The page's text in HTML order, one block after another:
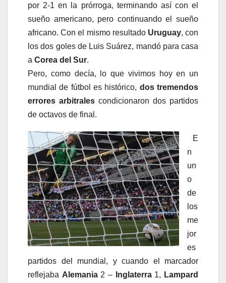
por 2-1 en la prórroga, terminando así con el
sueño americano, pero continuando el sueño
africano. Con el mismo resultadoUruguay, con
los dos goles de Luis Suárez, mandó para casa
a Corea del Sur.
Pero, como decía, lo que vivimos hoy en un
mundial de fútbol es histórico, dos tremendos
errores arbitrales condicionaron dos partidos
de octavos de final.
E
n
un
o
de
los
me
jor
es
partidos del mundial, y cuando el marcador
reflejaba Alemania2 – Inglaterra1, Lampard